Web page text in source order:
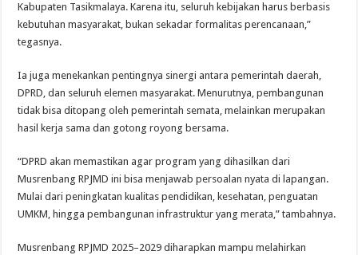
Kabupaten Tasikmalaya. Karena itu, seluruh kebijakan harus berbasis
kebutuhan masyarakat, bukan sekadar formalitas perencanaan,”
tegasnya.
Ia juga menekankan pentingnya sinergi antara pemerintah daerah,
DPRD, dan seluruh elemen masyarakat. Menurutnya, pembangunan
tidak bisa ditopang oleh pemerintah semata, melainkan merupakan
hasil kerja sama dan gotong royong bersama.
“DPRD akan memastikan agar program yang dihasilkan dari
Musrenbang RPJMD ini bisa menjawab persoalan nyata di lapangan.
Mulai dari peningkatan kualitas pendidikan, kesehatan, penguatan
UMKM, hingga pembangunan infrastruktur yang merata,” tambahnya.
Musrenbang RPJMD 2025–2029 diharapkan mampu melahirkan